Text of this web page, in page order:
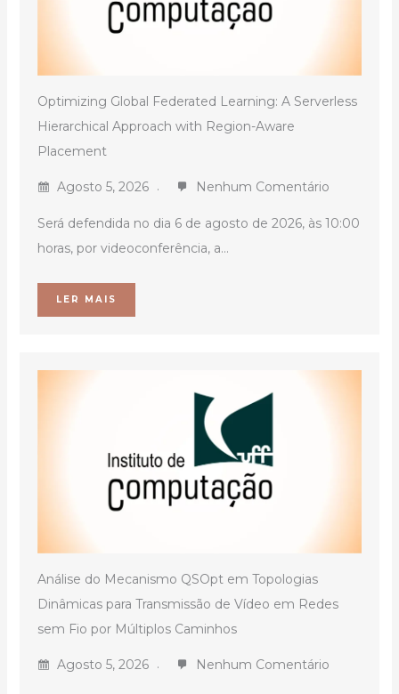
Optimizing Global Federated Learning: A Serverless
Hierarchical Approach with Region-Aware
Placement
Agosto 5, 2026 Nenhum Comentário
Será defendida no dia 6 de agosto de 2026, às 10:00
horas, por videoconferência, a...
LER MAIS
Análise do Mecanismo QSOpt em Topologias
Dinâmicas para Transmissão de Vídeo em Redes
sem Fio por Múltiplos Caminhos
Agosto 5, 2026 Nenhum Comentário